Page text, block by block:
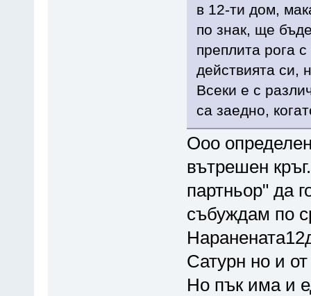
в 12-ти дом,
по знак, ще
преплита рога
действията си,
Всеки е с
са заедно,
Ооо
вътрешен
партньор" да
събуждам по
Сатурн но и
Но пък има и